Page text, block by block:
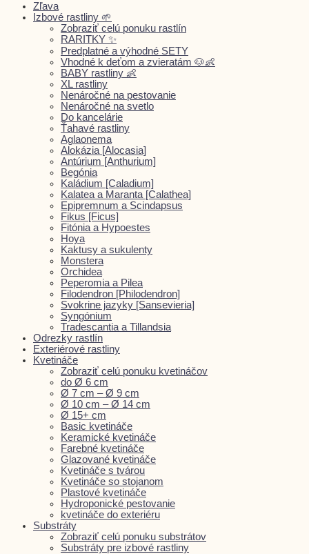
Zľava
Izbové rastliny 🌱
Zobraziť celú ponuku rastlín
RARITKY ✨
Predplatné a výhodné SETY
Vhodné k deťom a zvieratám 🐶👶
BABY rastliny 👶
XL rastliny
Nenáročné na pestovanie
Nenáročné na svetlo
Do kancelárie
Ťahavé rastliny
Aglaonema
Alokázia [Alocasia]
Antúrium [Anthurium]
Begónia
Kaládium [Caladium]
Kalatea a Maranta [Calathea]
Epipremnum a Scindapsus
Fikus [Ficus]
Fitónia a Hypoestes
Hoya
Kaktusy a sukulenty
Monstera
Orchidea
Peperomia a Pilea
Filodendron [Philodendron]
Svokrine jazyky [Sansevieria]
Syngónium
Tradescantia a Tillandsia
Odrezky rastlín
Exteriérové rastliny
Kvetináče
Zobraziť celú ponuku kvetináčov
do Ø 6 cm
Ø 7 cm – Ø 9 cm
Ø 10 cm – Ø 14 cm
Ø 15+ cm
Basic kvetináče
Keramické kvetináče
Farebné kvetináče
Glazované kvetináče
Kvetináče s tvárou
Kvetináče so stojanom
Plastové kvetináče
Hydroponické pestovanie
kvetináče do exteriéru
Substráty
Zobraziť celú ponuku substrátov
Substráty pre izbové rastliny